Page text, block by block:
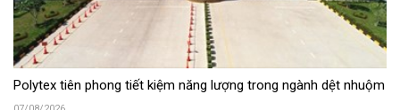
Polytex tiên phong tiết kiệm năng lượng trong ngành dệt nhuộm